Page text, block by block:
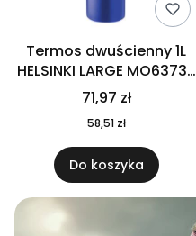
Termos dwuścienny 1L
HELSINKI LARGE MO6373-
04
71,97 zł
58,51 zł
Do koszyka